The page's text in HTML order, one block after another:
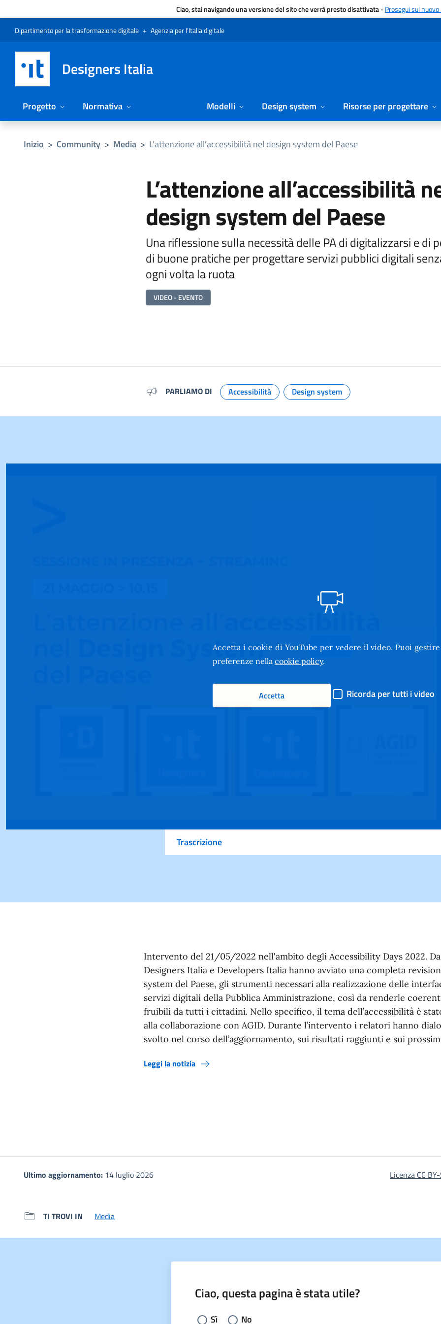
Ciao, stai navigando una versione del sito che verrà presto disattivata-Prosegui sul
Vai al menu
Vai al contenuto
Questa pagina è stata utile?
Vai al piede
Dichiarazione di accessibilità (link esterno su sito AgID)
Dipartimento per la trasformazione digitale + Agenzia per l’Italia digitale
Designers Italia
Progetto Normativa Modelli Design system Risorse per progettare
Inizio > Community > Media > L’attenzione all’accessibilità nel design system del Paese
L’attenzione all’accessibilità
design system del Paese
Una riflessione sulla necessità delle PA di digitalizzarsi e di
di buone pratiche per progettare servizi pubblici digitali
ogni volta la ruota
VIDEO - EVENTO
Metadati e link per approfondire
PARLIAMO DI
Argomento:
Accessibilità
Argomento:
Design system
Accetta i cookie di YouTube per vedere il video. Puoi
preferenze nella cookie policy.
Accetta Ricorda per tutti i video
video
Trascrizione
Intervento del 21/05/2022 nell'ambito degli Accessibility Days 2022.
Designers Italia e Developers Italia hanno avviato una completa
system del Paese, gli strumenti necessari alla realizzazione delle
servizi digitali della Pubblica Amministrazione, così da renderle
fruibili da tutti i cittadini. Nello specifico, il tema dell’accessibilità è
alla collaborazione con AGID. Durante l’intervento i relatori hanno
svolto nel corso dell’aggiornamento, sui risultati raggiunti e sui
Leggi la notizia
Ultimo aggiornamento: 14 luglio 2026 Licenza CC
TI TROVI IN Media
Ciao, questa pagina è stata utile?
Scegli la risposta:
Sì No